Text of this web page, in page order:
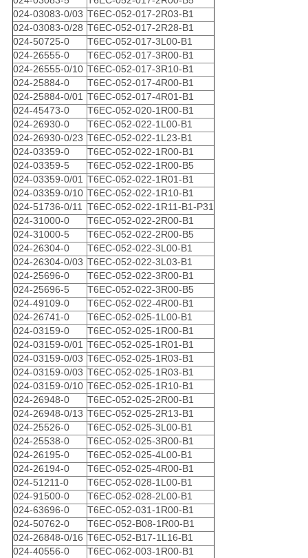
024-03083-0/03 T6EC-052-017-2R03-B1
024-03083-0/28 T6EC-052-017-2R28-B1
024-50725-0
T6EC-052-017-3L00-B1
024-26555-0
T6EC-052-017-3R00-B1
024-26555-0/10 T6EC-052-017-3R10-B1
024-25884-0
T6EC-052-017-4R00-B1
024-25884-0/01 T6EC-052-017-4R01-B1
024-45473-0
T6EC-052-020-1R00-B1
024-26930-0
T6EC-052-022-1L00-B1
024-26930-0/23 T6EC-052-022-1L23-B1
024-03359-0
T6EC-052-022-1R00-B1
024-03359-5
T6EC-052-022-1R00-B5
024-03359-0/01 T6EC-052-022-1R01-B1
024-03359-0/10 T6EC-052-022-1R10-B1
024-51736-0/11
T6EC-052-022-1R11-B1-P31
024-31000-0
T6EC-052-022-2R00-B1
024-31000-5
T6EC-052-022-2R00-B5
024-26304-0
T6EC-052-022-3L00-B1
024-26304-0/03 T6EC-052-022-3L03-B1
024-25696-0
T6EC-052-022-3R00-B1
024-25696-5
T6EC-052-022-3R00-B5
024-49109-0
T6EC-052-022-4R00-B1
024-26741-0
T6EC-052-025-1L00-B1
024-03159-0
T6EC-052-025-1R00-B1
024-03159-0/01 T6EC-052-025-1R01-B1
024-03159-0/03 T6EC-052-025-1R03-B1
024-03159-0/03 T6EC-052-025-1R03-B1
024-03159-0/10 T6EC-052-025-1R10-B1
024-26948-0
T6EC-052-025-2R00-B1
024-26948-0/13 T6EC-052-025-2R13-B1
024-25526-0
T6EC-052-025-3L00-B1
024-25538-0
T6EC-052-025-3R00-B1
024-26195-0
T6EC-052-025-4L00-B1
024-26194-0
T6EC-052-025-4R00-B1
024-51211-0
T6EC-052-028-1L00-B1
024-91500-0
T6EC-052-028-2L00-B1
024-63696-0
T6EC-052-031-1R00-B1
024-50762-0
T6EC-052-B08-1R00-B1
024-26848-0/16 T6EC-052-B17-1L16-B1
024-40556-0
T6EC-062-003-1R00-B1